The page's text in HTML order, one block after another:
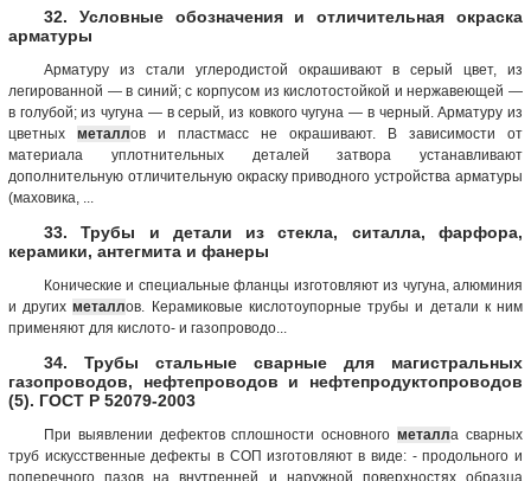
32. Условные обозначения и отличительная окраска
арматуры
Арматуру из стали углеродистой окрашивают в серый цвет, из
легированной — в синий; с корпусом из кислотостойкой и нержавеющей —
в голубой; из чугуна — в серый, из ковкого чугуна — в черный. Арматуру из
цветных металлов и пластмасс не окрашивают. В зависимости от
материала уплотнительных деталей затвора устанавливают
дополнительную отличительную окраску приводного устройства арматуры
(маховика, ...
33. Трубы и детали из стекла, ситалла, фарфора,
керамики, антегмита и фанеры
Конические и специальные фланцы изготовляют из чугуна, алюминия
и другихметаллов. Керамиковые кислотоупорные трубы и детали к ним
применяют для кислото- и газопроводо...
34. Трубы стальные сварные для магистральных
газопроводов, нефтепроводов и нефтепродуктопроводов
(5). ГОСТ Р 52079-2003
При выявлении дефектов сплошности основногометалла сварных
труб искусственные дефекты в СОП изготовляют в виде: - продольного и
поперечного пазов на внутренней и наружной поверхностях образца